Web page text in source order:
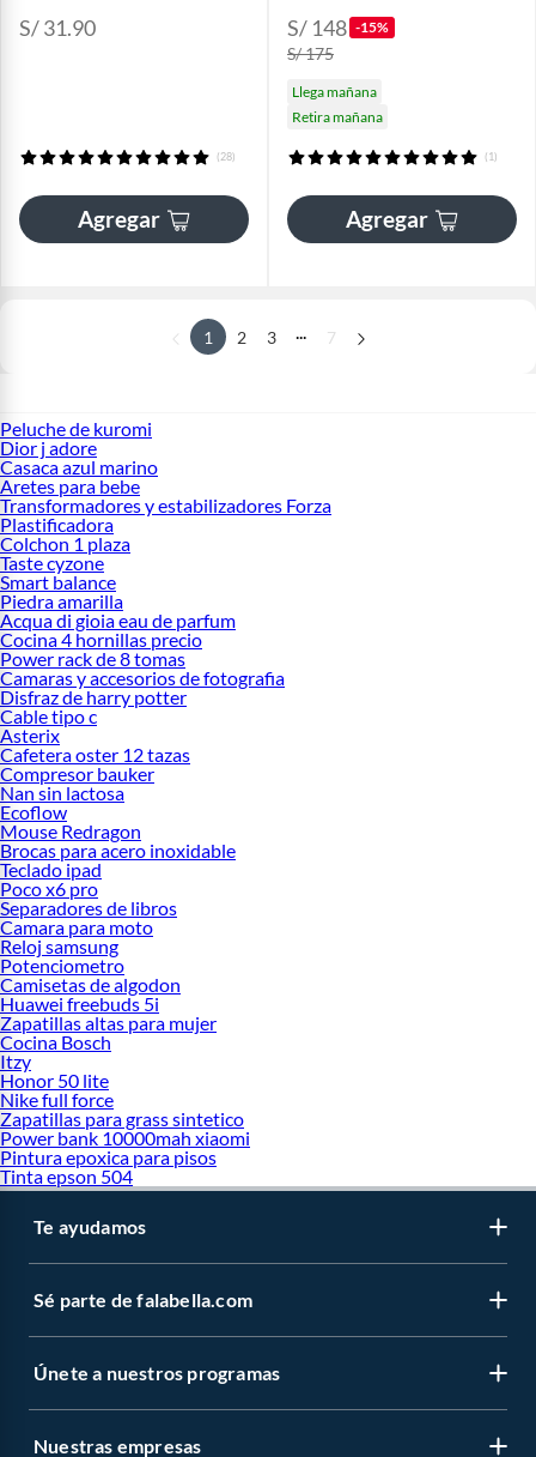
S/ 31.90
(28)
Agregar
S/ 148 -15%
S/ 175
Llega mañana
Retira mañana
(1)
Agregar
1 2 3 ... 7
Peluche de kuromi
Dior j adore
Casaca azul marino
Aretes para bebe
Transformadores y estabilizadores Forza
Plastificadora
Colchon 1 plaza
Taste cyzone
Smart balance
Piedra amarilla
Acqua di gioia eau de parfum
Cocina 4 hornillas precio
Power rack de 8 tomas
Camaras y accesorios de fotografia
Disfraz de harry potter
Cable tipo c
Asterix
Cafetera oster 12 tazas
Compresor bauker
Nan sin lactosa
Ecoflow
Mouse Redragon
Brocas para acero inoxidable
Teclado ipad
Poco x6 pro
Separadores de libros
Camara para moto
Reloj samsung
Potenciometro
Camisetas de algodon
Huawei freebuds 5i
Zapatillas altas para mujer
Cocina Bosch
Itzy
Honor 50 lite
Nike full force
Zapatillas para grass sintetico
Power bank 10000mah xiaomi
Pintura epoxica para pisos
Tinta epson 504
Te ayudamos
Sé parte de falabella.com
Únete a nuestros programas
Nuestras empresas